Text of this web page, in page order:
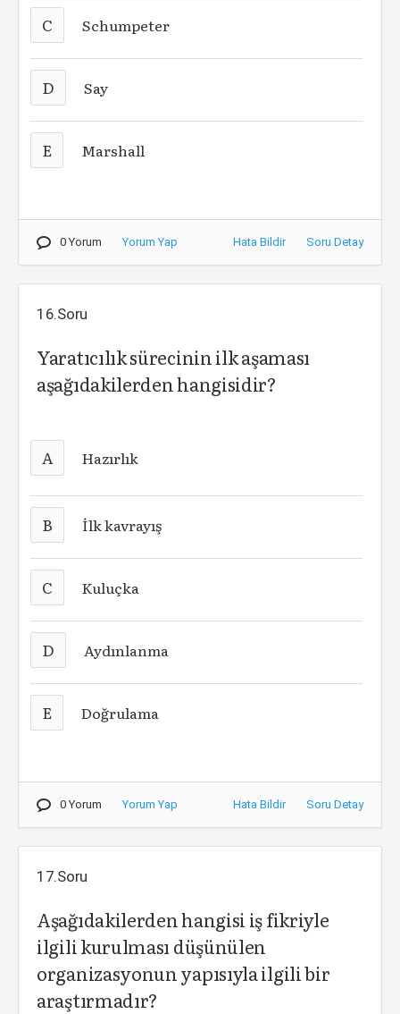
C Schumpeter
D Say
E Marshall
0 Yorum Yorum Yap Hata Bildir Soru Detay
16.Soru
Yaratıcılık sürecinin ilk aşaması
aşağıdakilerden hangisidir?
A Hazırlık
B İlk kavrayış
C Kuluçka
D Aydınlanma
E Doğrulama
0 Yorum Yorum Yap Hata Bildir Soru Detay
17.Soru
Aşağıdakilerden hangisi iş fikriyle
ilgili kurulması düşünülen
organizasyonun yapısıyla ilgili bir
araştırmadır?